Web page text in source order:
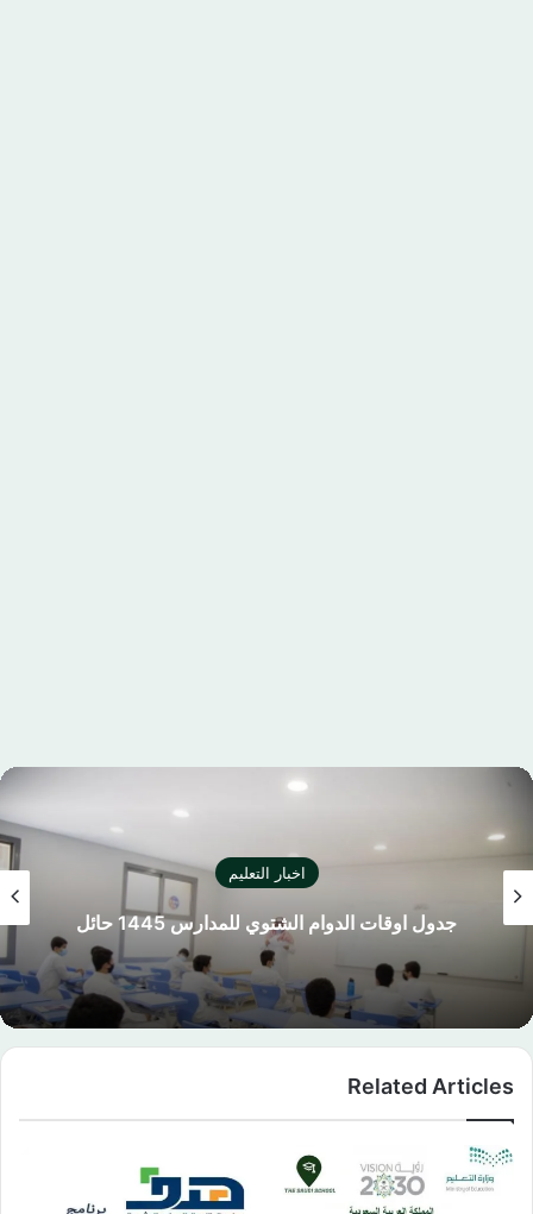
اخبار التعليم
كليشة اختبار نهائي بالشعار الجديد لوزارة التعليم
السعودية
Related Articles